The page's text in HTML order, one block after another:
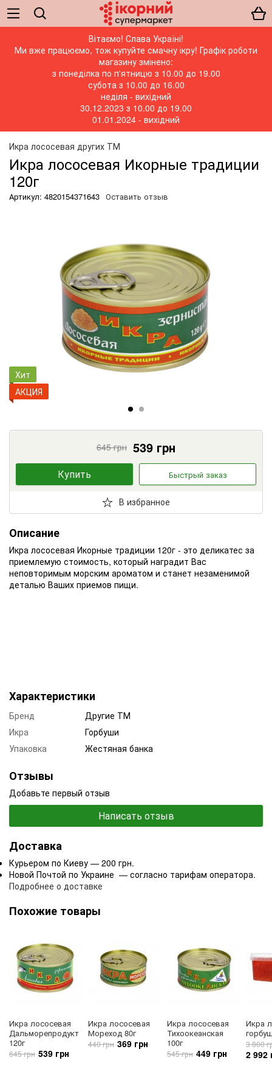
Вітаємо! Слава Україні!
Ми вже працюємо, тож купуйте смачну ікру! Графік роботи
магазину змінено:
з понеділка по п'ятницю з 10.00 до 19.00
субота з 10.00 до 16.00
неділя - вихідний
30.12.2023 з 10.00 до 19.00
01.01.2024 - вихідний
Икра лососевая других ТМ
Икра лососевая Икорные традиции
120г
Артикул: 4820154371643 Оставить отзыв
Хит
АКЦИЯ
645грн 539 грн
Купить Быстрый заказ
В избранное
Описание
Икра лососевая Икорные традиции 120г - это деликатес за
приемлемую стоимость, который наградит Вас
неповторимым морским ароматом и станет незаменимой
деталью Ваших приемов пищи.
Характеристики
Бренд
Другие ТМ
Икра
Горбуши
Упаковка
Жестяная банка
Отзывы
Добавьте первый отзыв
Написать отзыв
Доставка
Курьером по Киеву — 200 грн.
Новой Почтой по Украине — согласно тарифам оператора.
Подробнее о доставке
Похожие товары
Икра лососевая
Дальморепродукт
120г
645 грн 539 грн
Икра лососевая
Мореход 80г
440 грн 369 грн
Икра лососевая
Тихоокеанская
100г
545 грн 449 грн
Икра
3 800
2 992